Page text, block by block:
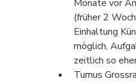
Monate vor
(früher 2
Einhaltung
möglich,
zeitlich so
Turnus